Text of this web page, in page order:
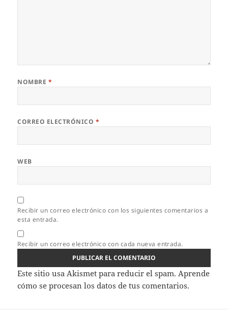
NOMBRE *
CORREO ELECTRÓNICO *
WEB
Recibir un correo electrónico con los siguientes comentarios a
esta entrada.
Recibir un correo electrónico con cada nueva entrada.
Este sitio usa Akismet para reducir el spam. Aprende
cómo se procesan los datos de tus comentarios.